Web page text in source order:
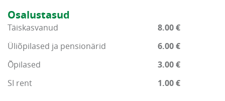
Osalustasud
Täiskasvanud
8.00 €
Üliõpilased ja pensionärid
6.00 €
Õpilased
3.00 €
SI rent
1.00 €